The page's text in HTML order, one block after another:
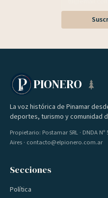
PIONERO
La voz histórica de Pinamar
deportes, turismo y comunidad
Propietario: Postamar SRL · DNDA
Aires · contacto@elpionero.com.ar
Secciones
Política